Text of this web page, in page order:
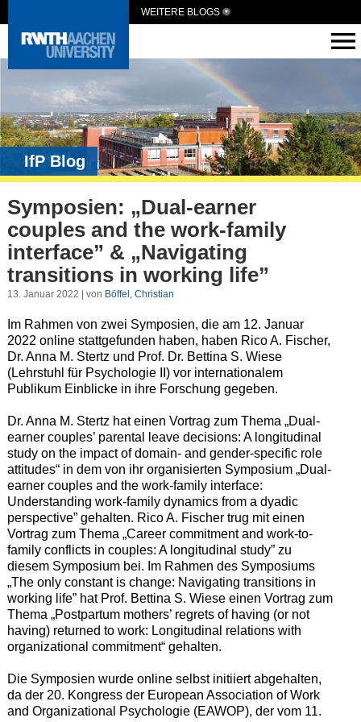
WEITERE BLOGS
IfP Blog
Symposien: „Dual-earner
couples and the work-family
interface” & „Navigating
transitions in working life”
13. Januar 2022 | von Böffel, Christian
Im Rahmen von zwei Symposien, die am 12. Januar
2022 online stattgefunden haben, haben Rico A. Fischer,
Dr. Anna M. Stertz und Prof. Dr. Bettina S. Wiese
(Lehrstuhl für Psychologie II) vor internationalem
Publikum Einblicke in ihre Forschung gegeben.
Dr. Anna M. Stertz hat einen Vortrag zum Thema „Dual-
earner couples’ parental leave decisions: A longitudinal
study on the impact of domain- and gender-specific role
attitudes“ in dem von ihr organisierten Symposium „Dual-
earner couples and the work-family interface:
Understanding work-family dynamics from a dyadic
perspective” gehalten. Rico A. Fischer trug mit einen
Vortrag zum Thema „Career commitment and work-to-
family conflicts in couples: A longitudinal study” zu
diesem Symposium bei. Im Rahmen des Symposiums
„The only constant is change: Navigating transitions in
working life” hat Prof. Bettina S. Wiese einen Vortrag zum
Thema „Postpartum mothers’ regrets of having (or not
having) returned to work: Longitudinal relations with
organizational commitment“ gehalten.
Die Symposien wurde online selbst initiiert abgehalten,
da der 20. Kongress der European Association of Work
and Organizational Psychologie (EAWOP), der vom 11.